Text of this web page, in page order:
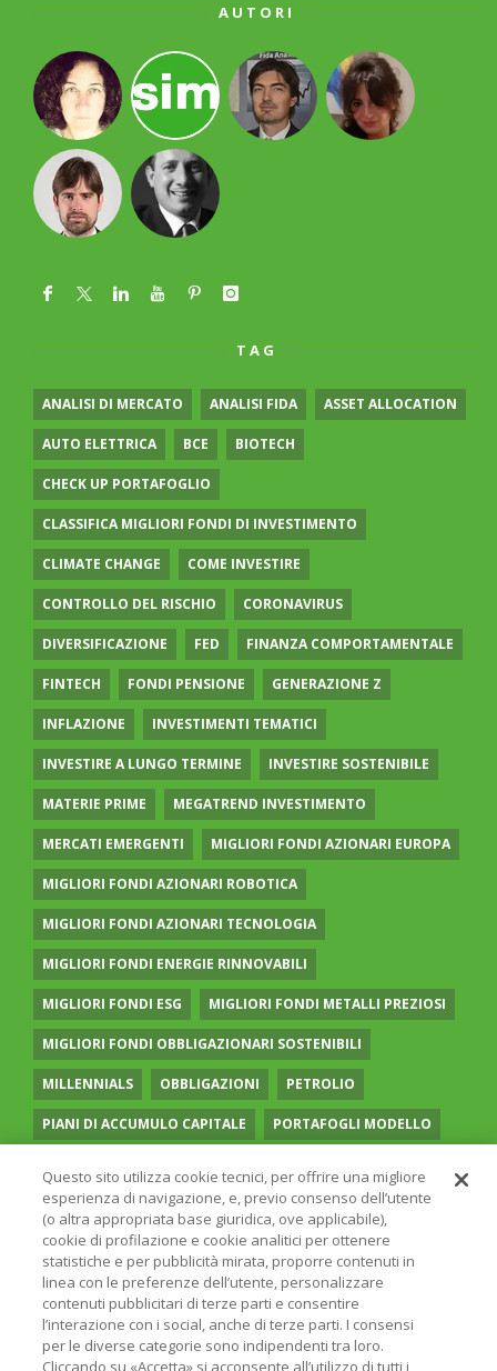
AUTORI
TAG
ANALISI DI MERCATO ANALISI FIDA ASSET ALLOCATION
AUTO ELETTRICA BCE BIOTECH
CHECK UP PORTAFOGLIO
CLASSIFICA MIGLIORI FONDI DI INVESTIMENTO
CLIMATE CHANGE COME INVESTIRE
CONTROLLO DEL RISCHIO CORONAVIRUS
DIVERSIFICAZIONE FED FINANZA COMPORTAMENTALE
FINTECH FONDI PENSIONE GENERAZIONE Z
INFLAZIONE INVESTIMENTI TEMATICI
INVESTIRE A LUNGO TERMINE INVESTIRE SOSTENIBILE
MATERIE PRIME MEGATREND INVESTIMENTO
MERCATI EMERGENTI MIGLIORI FONDI AZIONARI EUROPA
MIGLIORI FONDI AZIONARI ROBOTICA
MIGLIORI FONDI AZIONARI TECNOLOGIA
MIGLIORI FONDI ENERGIE RINNOVABILI
MIGLIORI FONDI ESG MIGLIORI FONDI METALLI PREZIOSI
MIGLIORI FONDI OBBLIGAZIONARI SOSTENIBILI
MILLENNIALS OBBLIGAZIONI PETROLIO
PIANI DI ACCUMULO CAPITALE PORTAFOGLI MODELLO
RISPARMIO GESTITO SOCIAL MEDIA STILE VALUE
TASSI UGUAGLIANZA DI GENERE VOLATILITÀ
© 2026 ONLINE SIM - ONLINE SIM È UNA SOCIETÀ DEL
Questo sito utilizza cookie tecnici, per offrire una migliore
esperienza di navigazione, e, previo consenso dell’utente
(o altra appropriata base giuridica, ove applicabile),
cookie di profilazione e cookie analitici per ottenere
statistiche e per pubblicità mirata, proporre contenuti in
linea con le preferenze dell’utente, personalizzare
contenuti pubblicitari di terze parti e consentire
l’interazione con i social, anche di terze parti. I consensi
per le diverse categorie sono indipendenti tra loro.
Cliccando su «Accetta» si acconsente all’utilizzo di tutti i